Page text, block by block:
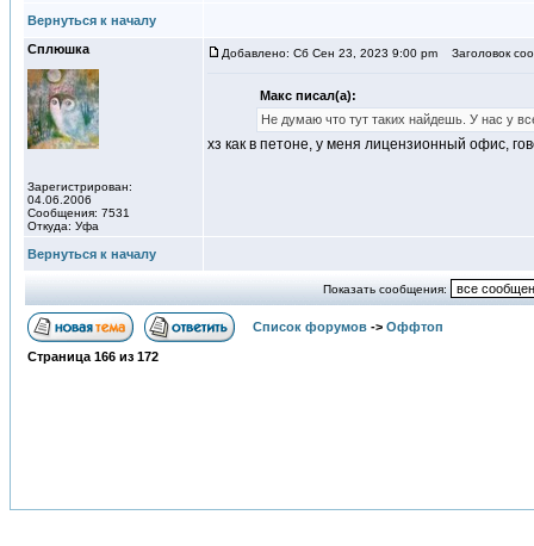
Вернуться к началу
Сплюшка
Зарегистрирован:
04.06.2006
Сообщения: 7531
Откуда: Уфа
Добавлено: Сб Сен 23, 2023 9:00 pm Заголовок
Макс писал(а):
Не думаю что тут таких найдешь. У нас у
хз как в петоне, у меня лицензионный офис,
Вернуться к началу
Показать сообщения:
Список форумов -> Оффтоп
Страница 166 из 172